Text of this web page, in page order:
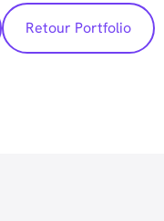
Retour Portfolio